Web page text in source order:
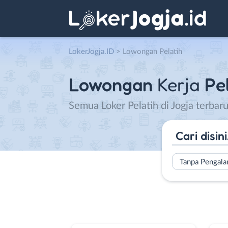
LokerJogja.ID > Lowongan Pelatih
Lowongan Kerja
Semua Loker Pelatih di Jogja
Tanpa